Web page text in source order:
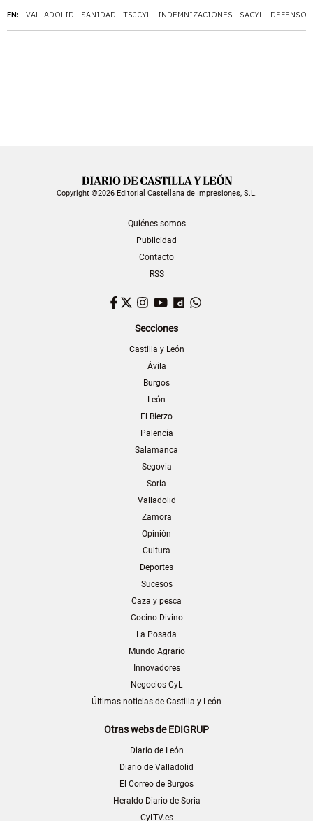
EN: VALLADOLID SANIDAD TSJCYL INDEMNIZACIONES SACYL
Copyright ©2026 Editorial Castellana de Impresiones, S.L.
Quiénes somos
Publicidad
Contacto
RSS
Facebook
TwitterInstagram
YouTubeDailymotion
Secciones
Castilla y León
Ávila
Burgos
León
El Bierzo
Palencia
Salamanca
Segovia
Soria
Valladolid
Zamora
Opinión
Cultura
Deportes
Sucesos
Caza y pesca
Cocino Divino
La Posada
Mundo Agrario
Innovadores
Negocios CyL
Últimas noticias de Castilla y León
Otras webs de EDIGRUP
Diario de León
Diario de Valladolid
El Correo de Burgos
Heraldo-Diario de Soria
CyLTV.es